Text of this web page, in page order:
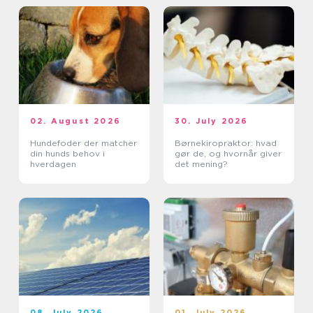
02. August 2026
Hundefoder der matcher
din hunds behov i
hverdagen
30. July 2026
Børnekiropraktor: hvad
gør de, og hvornår giver
det mening?